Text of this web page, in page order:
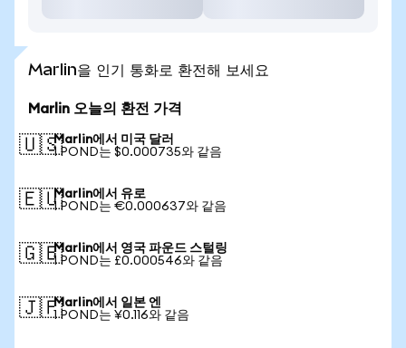
Marlin을 인기 통화로 환전해 보세요
Marlin 오늘의 환전 가격
🇺🇸Marlin에서 미국 달러
1 POND는 $0.000735와 같음
🇪🇺Marlin에서 유로
1 POND는 €0.000637와 같음
🇬🇧Marlin에서 영국 파운드 스털링
1 POND는 £0.000546와 같음
🇯🇵Marlin에서 일본 엔
1 POND는 ¥0.116와 같음